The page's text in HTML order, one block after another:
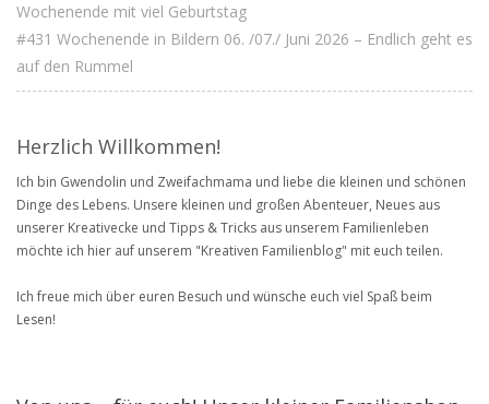
Wochenende mit viel Geburtstag
#431 Wochenende in Bildern 06. /07./ Juni 2026 – Endlich geht es
auf den Rummel
Herzlich Willkommen!
Ich bin Gwendolin und Zweifachmama und liebe die kleinen und schönen
Dinge des Lebens. Unsere kleinen und großen Abenteuer, Neues aus
unserer Kreativecke und Tipps & Tricks aus unserem Familienleben
möchte ich hier auf unserem "Kreativen Familienblog" mit euch teilen.
Ich freue mich über euren Besuch und wünsche euch viel Spaß beim
Lesen!